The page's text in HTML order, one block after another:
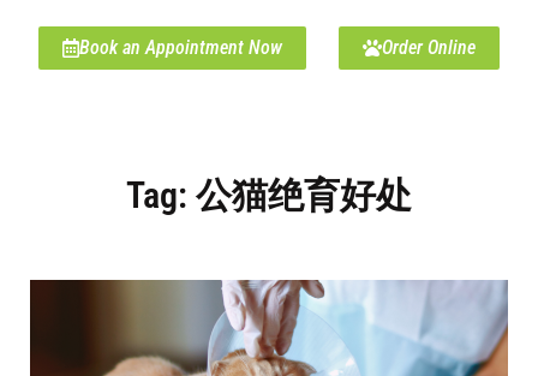
Book an Appointment Now Order Online
Tag: 公猫绝育好处